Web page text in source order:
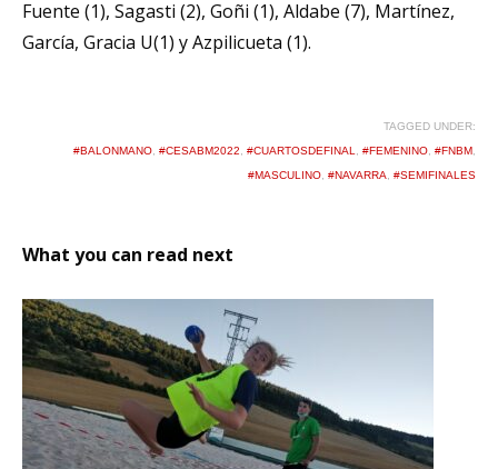
Fuente (1), Sagasti (2), Goñi (1), Aldabe (7), Martínez,
García, Gracia U(1) y Azpilicueta (1).
TAGGED UNDER:
#BALONMANO #CESABM2022 #CUARTOSDEFINAL #FEMENINO #FNBM
#MASCULINO #NAVARRA #SEMIFINALES
What you can read next